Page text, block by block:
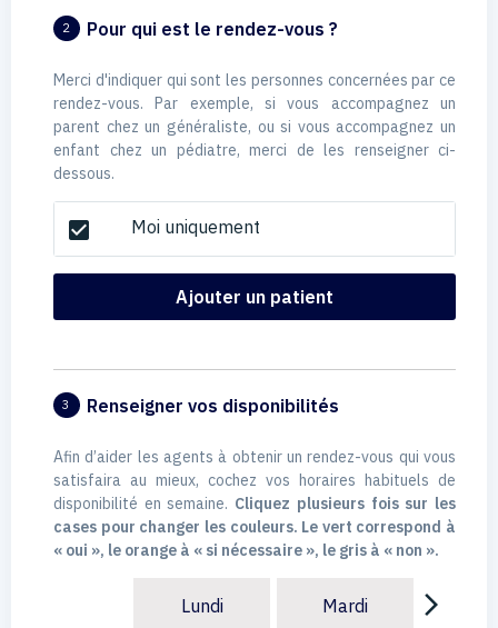
2 Pour qui est le rendez-vous ?
Merci d'indiquer qui sont les personnes concernées par ce
rendez-vous. Par exemple, si vous accompagnez un
parent chez un généraliste, ou si vous accompagnez un
enfant chez un pédiatre, merci de les renseigner ci-
dessous.
check_box Moi uniquement
Ajouter un patient
3 Renseigner vos disponibilités
Afin d’aider les agents à obtenir un rendez-vous qui vous
satisfaira au mieux, cochez vos horaires habituels de
disponibilité en semaine. Cliquez plusieurs fois sur les
cases pour changer les couleurs. Le vert correspond à
« oui », le orange à « si nécessaire », le gris à « non ».
Lundi Mardi arrow_forward_ios